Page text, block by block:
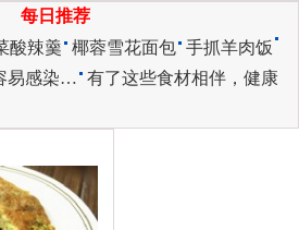
每日推荐
酸辣羹 椰蓉雪花面包 手抓羊肉饭
易感染… 有了这些食材相伴，健康